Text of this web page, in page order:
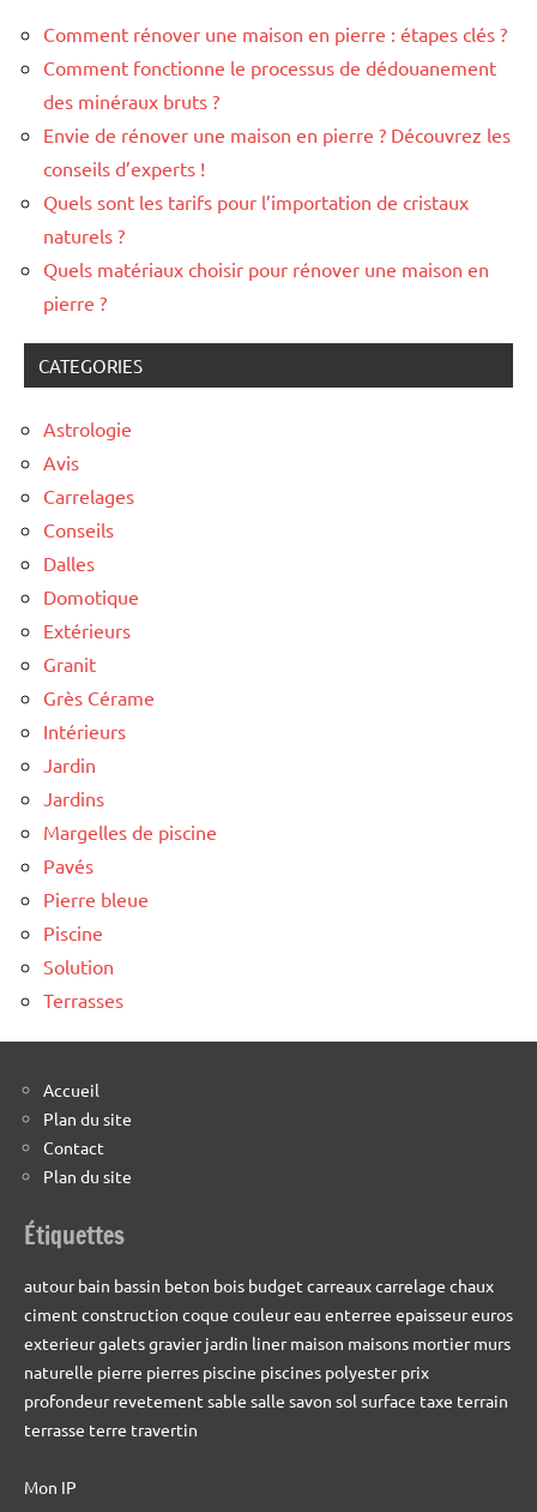
Comment rénover une maison en pierre : étapes clés ?
Comment fonctionne le processus de dédouanement
des minéraux bruts ?
Envie de rénover une maison en pierre ? Découvrez les
conseils d’experts !
Quels sont les tarifs pour l’importation de cristaux
naturels ?
Quels matériaux choisir pour rénover une maison en
pierre ?
CATEGORIES
Astrologie
Avis
Carrelages
Conseils
Dalles
Domotique
Extérieurs
Granit
Grès Cérame
Intérieurs
Jardin
Jardins
Margelles de piscine
Pavés
Pierre bleue
Piscine
Solution
Terrasses
Accueil
Plan du site
Contact
Plan du site
Étiquettes
autour bain bassin beton bois budget carreauxcarrelage chaux
ciment construction coque couleureau enterree epaisseureuros
exterieurgaletsgravier jardin liner maison maisons mortier murs
naturelle pierre pierres piscine piscines polyester prix
profondeur revetement sable salle savon sol surface taxe terrain
terrasse terre travertin
Mon IP